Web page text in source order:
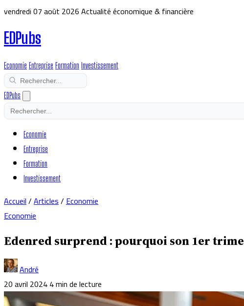
vendredi 07 août 2026Actualité économique & financière
EDPubs
Economie Entreprise Formation Investissement
EDPubs
Economie
Entreprise
Formation
Investissement
Accueil/Articles/Economie
Economie
Edenred surprend : pourquoi son 1er
André
20 avril 20244 min de lecture